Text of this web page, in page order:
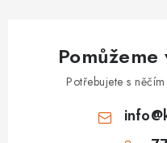
Potřebujete s
info@